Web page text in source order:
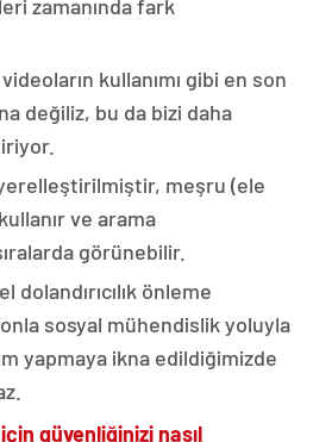
zamanında fark
kullanımı gibi en son
değiliz, bu da bizi daha
meşru (ele
ve arama
görünebilir.
dolandırıcılık önleme
sosyal mühendislik yoluyla
yapmaya ikna edildiğimizde
için güvenliğinizi nasıl